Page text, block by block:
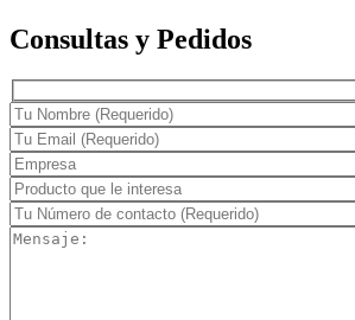
Consultas y Pedidos